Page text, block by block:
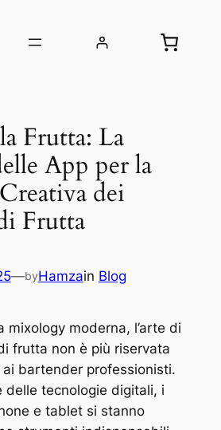
Frutta: La
App per la
dei
Frutta
—byHamzain Blog
mixology moderna, l’arte di
frutta non è più riservata
bartender professionisti.
delle tecnologie digitali, i
e tablet si stanno